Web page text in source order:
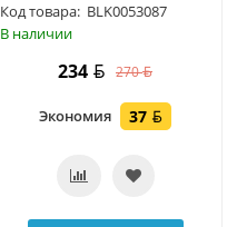
Код товара: BLK0053087
В наличии
234 270
Экономия 37